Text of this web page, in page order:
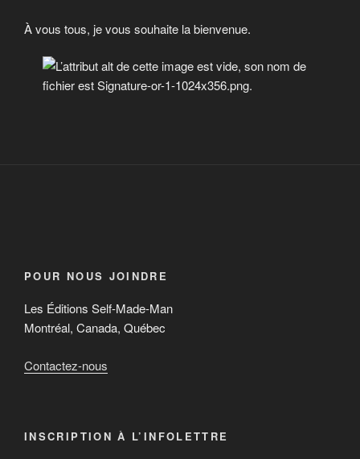
À vous tous, je vous souhaite la bienvenue.
POUR NOUS JOINDRE
Les Éditions Self-Made-Man
Montréal, Canada, Québec
Contactez-nous
INSCRIPTION À L’INFOLETTRE